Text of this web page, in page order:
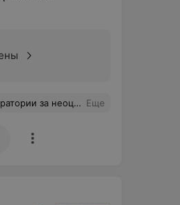
6, продаешь как будто в научный центр! Еще